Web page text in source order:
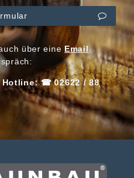
über eineEmail
Hotline: ☎ 02622 / 88